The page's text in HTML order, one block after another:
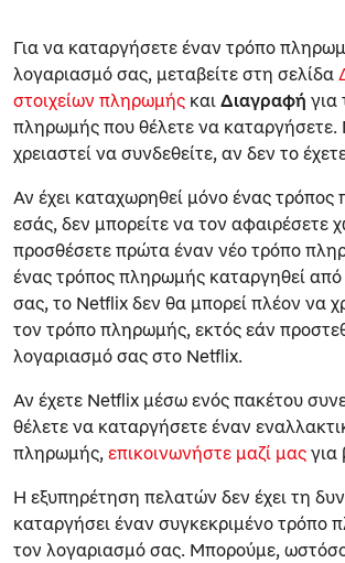
Για να καταργήσετε έναν τρόπο
λογαριασμό σας, μεταβείτε στη σελίδα
στοιχείων πληρωμής και Διαγραφή για
πληρωμής που θέλετε να καταργήσετε.
χρειαστεί να συνδεθείτε, αν δεν το
Αν έχει καταχωρηθεί μόνο ένας τρόπος
εσάς, δεν μπορείτε να τον αφαιρέσετε
προσθέσετε πρώτα έναν νέο τρόπο
ένας τρόπος πληρωμής καταργηθεί
σας, το Netflix δεν θα μπορεί πλέον να
τον τρόπο πληρωμής, εκτός εάν
λογαριασμό σας στο Netflix.
Αν έχετε Netflix μέσω ενός πακέτου
θέλετε να καταργήσετε έναν
πληρωμής, επικοινωνήστε μαζί μας για
Η εξυπηρέτηση πελατών δεν έχει τη
καταργήσει έναν συγκεκριμένο τρόπο
τον λογαριασμό σας. Μπορούμε,